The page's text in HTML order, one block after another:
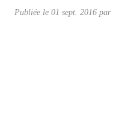
Publiée le 01 sept. 2016 par